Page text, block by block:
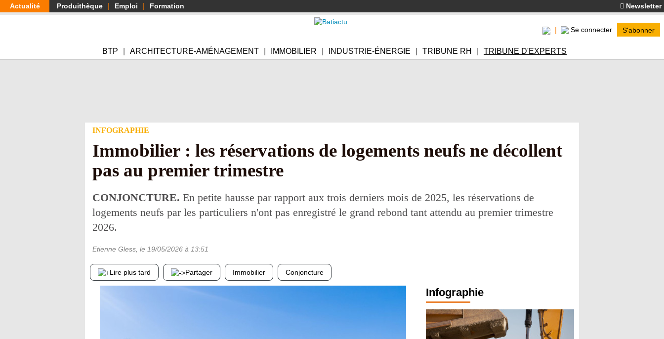
Aller
au
Actualité Produithèque Emploi Formation Newsletter
Se connecter S'abonner
BTP ARCHITECTURE-AMÉNAGEMENT IMMOBILIER INDUSTRIE-ÉNERGIE TRIBUNE RH TRIBUNE D'EXPERTS
INFOGRAPHIE
Immobilier : les réservations de logements neufs ne décollent
pas au premier trimestre
CONJONCTURE. En petite hausse par rapport aux trois derniers mois de 2025, les réservations de
logements neufs par les particuliers n'ont pas enregistré le grand rebond tant attendu au premier trimestre
2026.
Etienne Gless , le 19/05/2026 à 13:51
Lire plus tard Partager Immobilier Conjoncture
Infographie